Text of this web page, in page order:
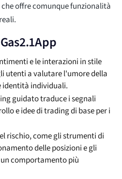
offre comunque funzionalità
e le interazioni in stile
utenti a valutare l'umore della
identità individuali.
guidato traduce i segnali
e idee di trading di base per i
rischio, come gli strumenti di
delle posizioni e gli
comportamento più